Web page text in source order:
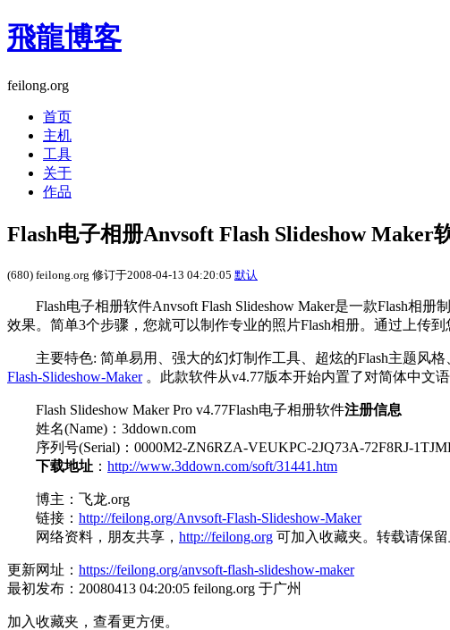
飛龍博客
feilong.org
首页
主机
工具
关于
作品
Flash电子相册Anvsoft Flash Slideshow Maker
(680) feilong.org 修订于2008-04-13 04:20:05 默认
Flash电子相册软件Anvsoft Flash Slideshow Maker是一款Flash相册
效果。简单3个步骤，您就可以制作专业的照片Flash相册。通过上传
主要特色: 简单易用、强大的幻灯制作工具、超炫的Flash主题风格
Flash-Slideshow-Maker。此款软件从v4.77版本开始内置了对简体中文语
Flash Slideshow Maker Pro v4.77Flash电子相册软件注册信息
姓名(Name)：3ddown.com
序列号(Serial)：0000M2-ZN6RZA-VEUKPC-2JQ73A-72F8RJ-
下载地址 ： http://www.3ddown.com/soft/31441.htm
博主：飞龙.org
链接： http://feilong.org/Anvsoft-Flash-Slideshow-Maker
网络资料，朋友共享， http://feilong.org 可加入收藏夹。转载请保留
更新网址： https://feilong.org/anvsoft-flash-slideshow-maker
最初发布：20080413 04:20:05 feilong.org 于广州
加入收藏夹，查看更方便。